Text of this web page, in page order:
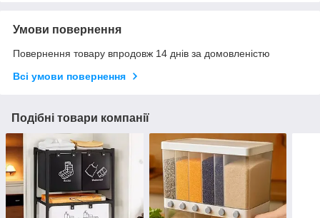
Умови повернення
Повернення товару впродовж 14 днів за домовленістю
Всі умови повернення
Подібні товари компанії